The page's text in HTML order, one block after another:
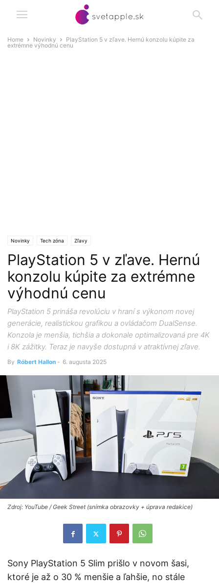
Home Novinky
PlayStation 5 v zľave. Hernú konzolu kúpite za
extrémne výhodnú cenu
Novinky Tech zóna Zľavy
PlayStation 5 v zľave. Hernú
konzolu kúpite za extrémne
výhodnú cenu
PlayStation 5 prináša revolúciu v hraní s výkonom novej
generácie, realistickou grafikou a ovládačom DualSense.
Konzola je menšia, tichšia a dokonale optimalizovaná pre 4K
i 8K zážitky. Teraz je navyše dostupná v atraktívnej zľave.
By Róbert Hallon - 6. augusta 2025
Zdroj: YouTube / Geek Street (snímka obrazovky + úprava redakice)
Sony PlayStation 5 Slim prišlo v novom šasi,
ktoré je až o 30 % menšie a ľahšie, no stále